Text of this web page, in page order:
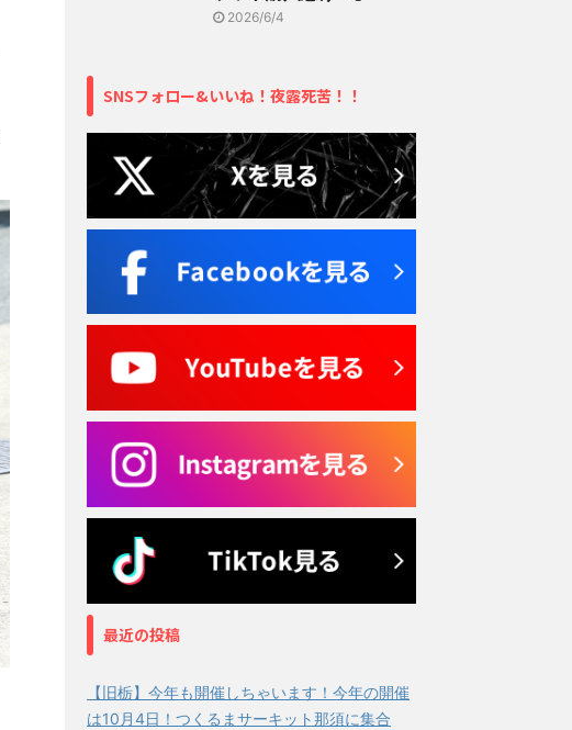
2026/6/4
SNSフォロー&いいね！夜露死苦！！
最近の投稿
【旧栃】今年も開催しちゃいます！今年の開催
は10月4日！つくるまサーキット那須に集合